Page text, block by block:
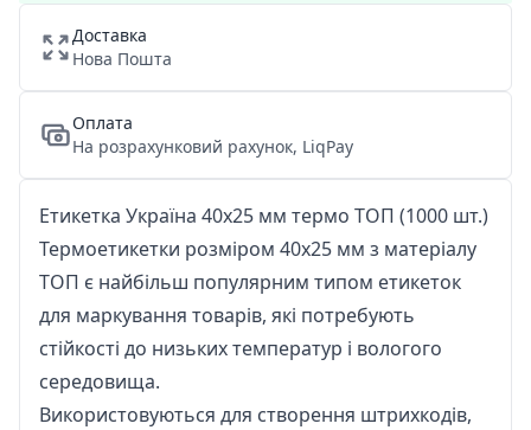
Доставка
Нова Пошта
Оплата
На розрахунковий рахунок, LiqPay
Етикетка Україна 40х25 мм термо ТОП (1000 шт.)
Термоетикетки розміром 40х25 мм з матеріалу
ТОП є найбільш популярним типом етикеток
для маркування товарів, які потребують
стійкості до низьких температур і вологого
середовища.
Використовуються для створення штрихкодів,